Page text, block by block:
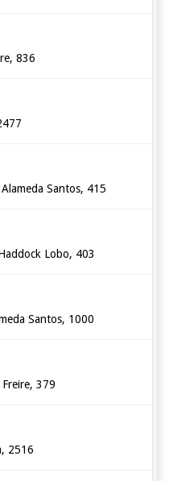
836
Santos, 415
Lobo, 403
Santos, 1000
379
2516